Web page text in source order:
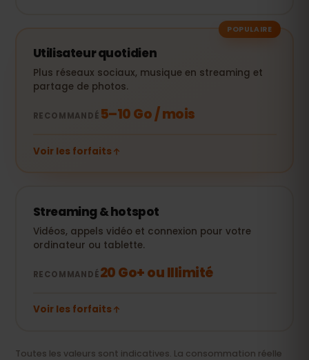
POPULAIRE
Utilisateur quotidien
Plus réseaux sociaux, musique en streaming et
partage de photos.
RECOMMANDÉ 5–10 Go / mois
Voir les forfaits
Streaming & hotspot
Vidéos, appels vidéo et connexion pour votre
ordinateur ou tablette.
RECOMMANDÉ20 Go+ ou Illimité
Voir les forfaits
Toutes les valeurs sont indicatives. La consommation réelle